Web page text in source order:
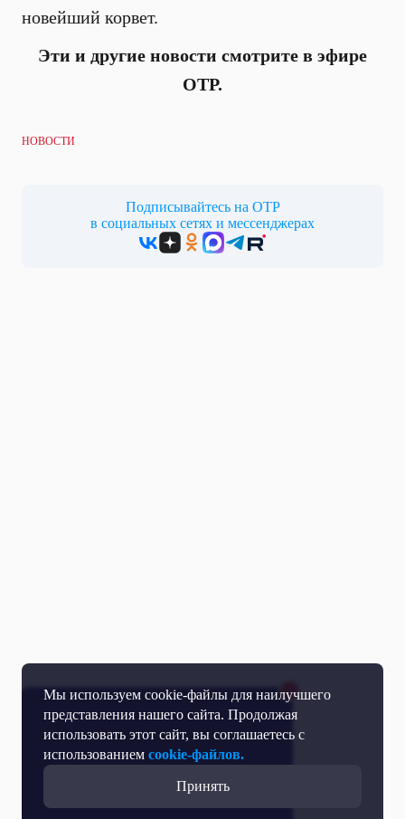
Мы используем cookie-файлы для наилучшего
представления нашего сайта. Продолжая
использовать этот сайт, вы соглашаетесь с
использованием cookie-файлов.
Принять
новейший корвет.
Эти и другие новости смотрите в эфире
ОТР.
НОВОСТИ
Подписывайтесь на ОТР
в социальных сетях и мессенджерах